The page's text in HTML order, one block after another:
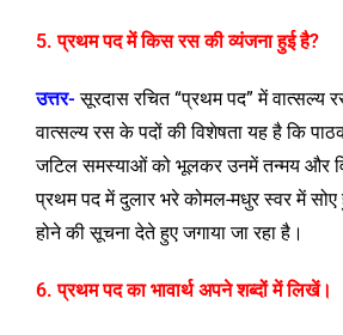
5. प्रथम पद में किस रस की व्यंजना हुई है?
उत्तर- सूरदास रचित “प्रथम पद” में वात्सल्य
वात्सल्य रस के पदों की विशेषता यह है कि
जटिल समस्याओं को भूलकर उनमें तन्मय और
प्रथम पद में दुलार भरे कोमल-मधुर स्वर में
होने की सूचना देते हुए जगाया जा रहा है।
6. प्रथम पद का भावार्थ अपने शब्दों में लिखें।